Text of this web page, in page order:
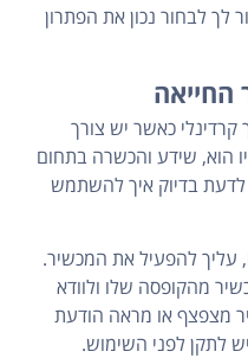
לך לבחור נכון את הפתרון
כאשר יש צורך
הוא, שידע והכשרה בתחום
לדעת בדיוק איך להשתמש
להפעיל את המכשיר.
מהקופסה שלו ולוודא
מצפצף או מראה הודעת
לתקן לפני השימוש.